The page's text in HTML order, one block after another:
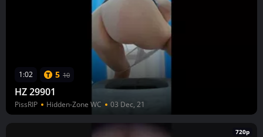
1:02 5 10
HZ 29901
PissRIP Hidden-Zone WC 03 Dec, 21
720p